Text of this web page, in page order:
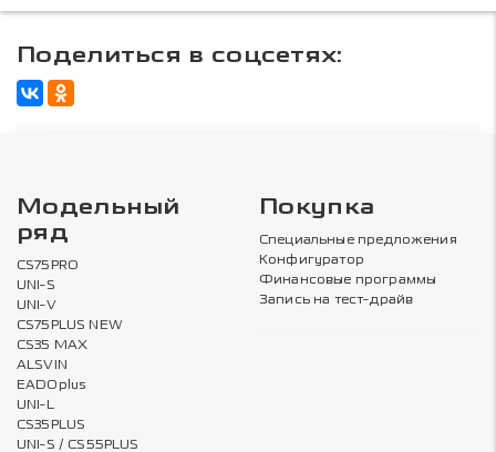
Поделиться в соцсетях:
Модельный
ряд
CS75PRO
UNI-S
UNI-V
CS75PLUS NEW
CS35 MAX
ALSVIN
EADOplus
UNI-L
CS35PLUS
UNI-S / CS55PLUS
Покупка
Специальные предложения
Конфигуратор
Финансовые программы
Запись на тест-драйв